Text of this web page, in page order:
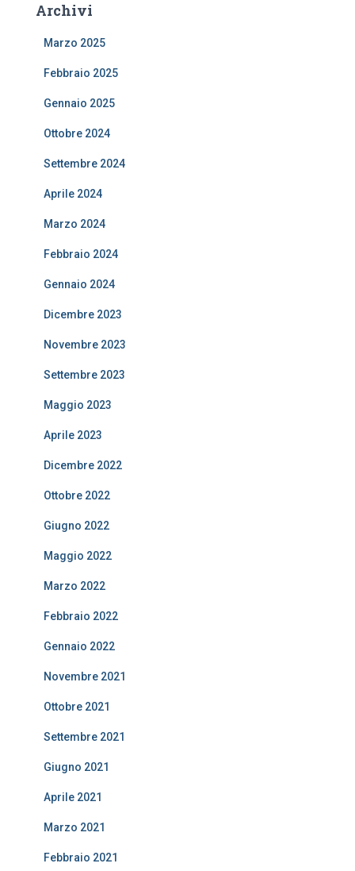
Archivi
Marzo 2025
Febbraio 2025
Gennaio 2025
Ottobre 2024
Settembre 2024
Aprile 2024
Marzo 2024
Febbraio 2024
Gennaio 2024
Dicembre 2023
Novembre 2023
Settembre 2023
Maggio 2023
Aprile 2023
Dicembre 2022
Ottobre 2022
Giugno 2022
Maggio 2022
Marzo 2022
Febbraio 2022
Gennaio 2022
Novembre 2021
Ottobre 2021
Settembre 2021
Giugno 2021
Aprile 2021
Marzo 2021
Febbraio 2021